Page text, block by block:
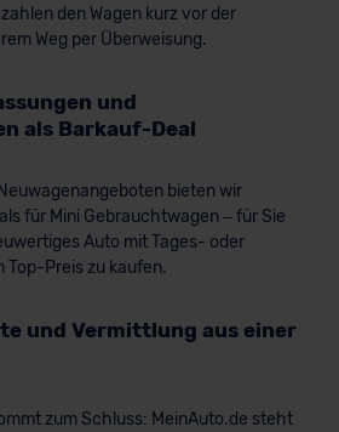
den Wagen kurz vor der
Weg per Überweisung.
und
als Barkauf-Deal
bieten wir
für Mini Gebrauchtwagen – für Sie
Auto mit Tages- oder
Top-Preis zu kaufen.
und Vermittlung aus einer
zum Schluss: MeinAuto.de steht